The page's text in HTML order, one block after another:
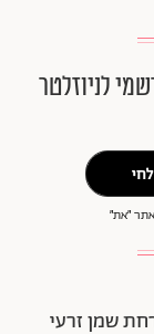
לניוזלטר
״את״
שמן זרעי